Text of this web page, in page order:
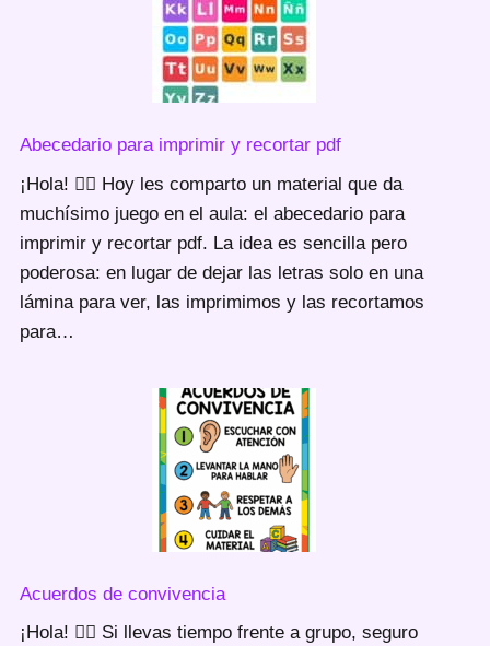
Abecedario para imprimir y recortar pdf
¡Hola! 🙋‍♀️ Hoy les comparto un material que da
muchísimo juego en el aula: el abecedario para
imprimir y recortar pdf. La idea es sencilla pero
poderosa: en lugar de dejar las letras solo en una
lámina para ver, las imprimimos y las recortamos
para…
Acuerdos de convivencia
¡Hola! 🙋‍♀️ Si llevas tiempo frente a grupo, seguro